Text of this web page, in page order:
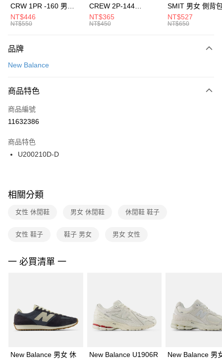
元大商業銀行
台灣樂天信用卡公司
全盈+PAY
AFTEE先享後付
【關於「AFTEE先享後付」】
便利好安心！
３．安心：先確認商品／服務後，再付款。
【「AFTEE先享後付」結帳流程】
１．於結帳方式選擇「AFTEE先享後付」後，將跳轉至「AFTEE先享後付」
２．訂單成立數日內，您將收到繳費通知簡訊。
３．收到繳費通知簡訊後14天內，點擊此簡訊中的連結，可透過四大超商／
ATM／網路銀行／等多元方式進行付款，方視為交易完成。
※ 交易是否成功請以「AFTEE先享後付 」之結帳頁面顯示為準，若有關於
是否繳費成功／繳費後需取消欲退款等相關疑問，請聯繫「AFTEE先享後付
客戶支援中心」
https://netprotections.freshdesk.com/support/home
１．透過由恩沛科技股份有限公司提供之「AFTEE先享後付」服務完成之交
２．關於個人資料處理事宜，請瀏覽以下網址：
４．使用「AFTEE先享後付」時，將依據個別帳號之用戶狀況，依本公司即
時審查核予不同之上限額度；若仍有額度不足之情形，本公司將視審查結果
請求用戶進行身份認證。
運送方式
每筆NT$100，滿NT$1,500(含以上)免運費
宅配
每筆NT$100，滿NT$1,500(含以上)免運費
付款後門市自取
每筆NT$100，滿NT$1,500(含以上)免運費
CRW 1PR -160 男女
中統襪 FZ3393100
NT$446
NT$550
CREW 2P-144
EMBRDY 男女 短統襪
FZ3073133
NT$365
NT$450
SMIT 男女 側背
BA5871010
NT$527
NT$650
品牌
New Balance
商品特色
商品編號
11632386
商品特色
U200210D-D
相關分類
女性 休閒鞋 男女 休閒鞋 休閒鞋 鞋子
女性 鞋子 鞋子 男女 男女 女性
一 必買清單 一
New Balance 男女 休
New Balance U1906R
New Balance 男